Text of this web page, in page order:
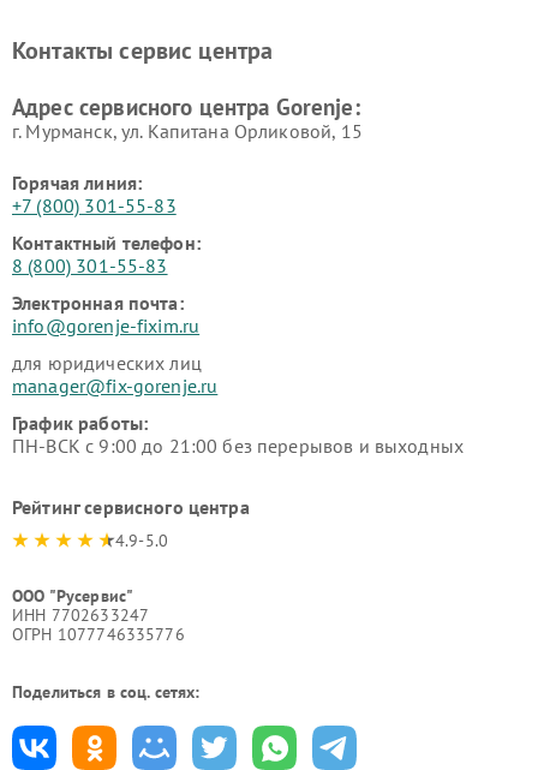
Контакты сервис центра
Адрес сервисного центра Gorenje:
г. Мурманск, ул. Капитана Орликовой, 15
Горячая линия:
+7 (800) 301-55-83
Контактный телефон:
8 (800) 301-55-83
Электронная почта:
info@gorenje-fixim.ru
для юридических лиц
manager@fix-gorenje.ru
График работы:
ПН-ВСК с 9:00 до 21:00 без перерывов и выходных
Рейтинг сервисного центра
4.9-5.0
ООО "Русервис"
ИНН 7702633247
ОГРН 1077746335776
Поделиться в соц. сетях: